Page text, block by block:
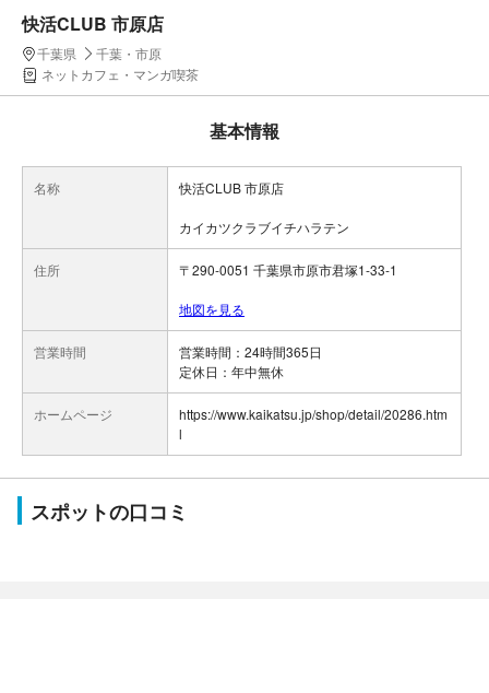
快活CLUB 市原店
千葉県
千葉・市原
ネットカフェ・マンガ喫茶
基本情報
名称 快活CLUB 市原店
カイカツクラブイチハラテン
住所 〒290-0051 千葉県市原市君塚1-33-1
地図を見る
営業時間
営業時間：24時間365日
ホームページ
https://www.kaikatsu.jp/shop/detail/20286.htm
l
スポットの口コミ